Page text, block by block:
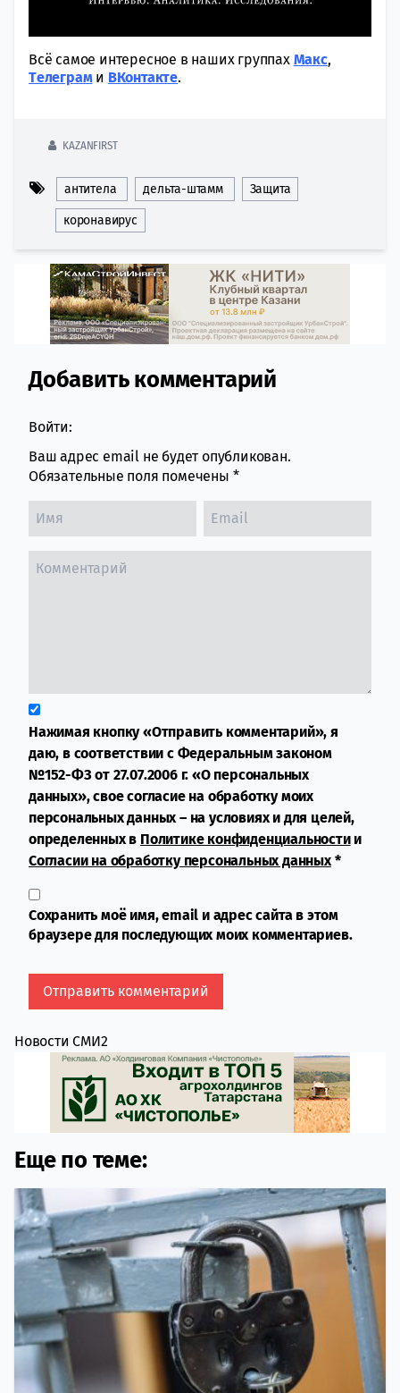
Всё самое интересное в наших группах Макс,
Tелеграми ВКонтакте.
KAZANFIRST
антитела дельта-штамм Защита
коронавирус
Comment section
Добавить комментарий
Войти:
Ваш адрес email не будет опубликован.
Обязательные поля помечены *
Нажимая кнопку «Отправить комментарий», я
даю, в соответствии с Федеральным законом
№152-ФЗ от 27.07.2006 г. «О персональных
данных», свое согласие на обработку моих
персональных данных – на условиях и для целей,
определенных в Политике конфиденциальностии
Согласии на обработку персональных данных*
Сохранить моё имя, email и адрес сайта в этом
браузере для последующих моих комментариев.
Новости СМИ2
Еще по теме: